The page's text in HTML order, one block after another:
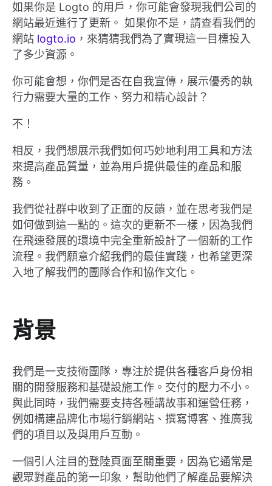
如果你是 Logto 的用戶，你可能會發現我們公司的
網站最近進行了更新。 如果你不是，請查看我們的
網站 logto.io ，來猜猜我們為了實現這一目標投入
了多少資源。
你可能會想，你們是否在自我宣傳，展示優秀的執
行力需要大量的工作、努力和精心設計？
不！
相反，我們想展示我們如何巧妙地利用工具和方法
來提高產品質量，並為用戶提供最佳的產品和服
務。
我們從社群中收到了正面的反饋，並在思考我們是
如何做到這一點的。這次的更新不一樣，因為我們
在飛速發展的環境中完全重新設計了一個新的工作
流程。我們願意介紹我們的最佳實踐，也希望更深
入地了解我們的團隊合作和協作文化。
背景
我們是一支技術團隊，專注於提供各種客戶身份相
關的開發服務和基礎設施工作。交付的壓力不小。
與此同時，我們需要支持各種講故事和運營任務，
例如構建品牌化市場行銷網站、撰寫博客、推廣我
們的項目以及與用戶互動。
一個引人注目的登陸頁面至關重要，因為它通常是
觀眾對產品的第一印象，幫助他們了解產品要解決